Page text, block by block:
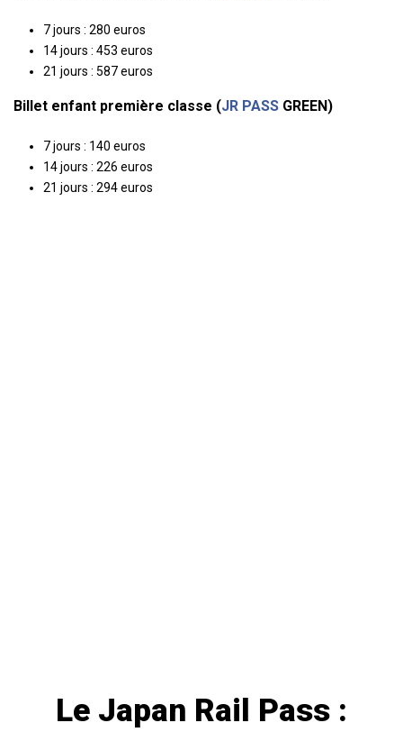
7 jours : 280 euros
14 jours : 453 euros
21 jours : 587 euros
Billet enfant première classe (JR PASS GREEN)
7 jours : 140 euros
14 jours : 226 euros
21 jours : 294 euros
Le Japan Rail Pass :